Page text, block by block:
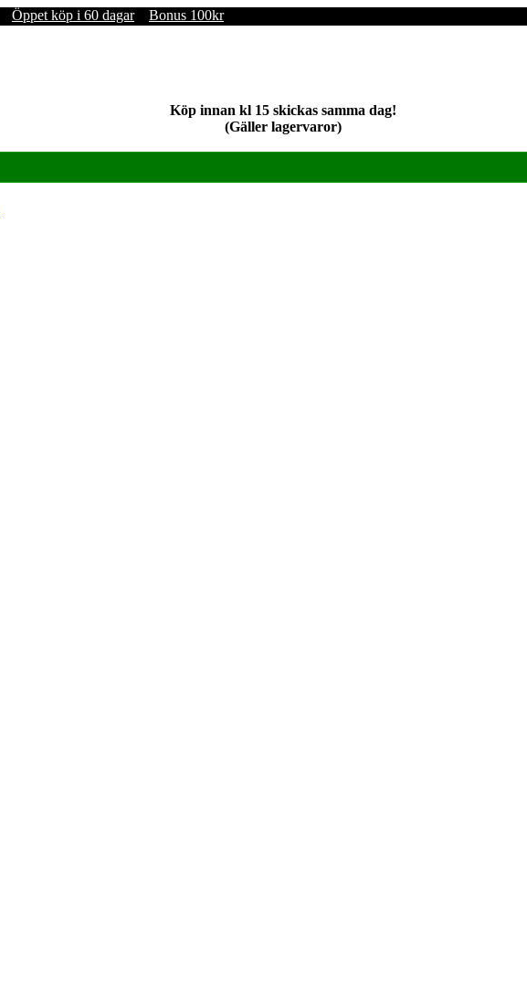
Öppet köp i 60 dagar Bonus 100kr
Köp innan kl 15 skickas samma dag!
(Gäller lagervaror)